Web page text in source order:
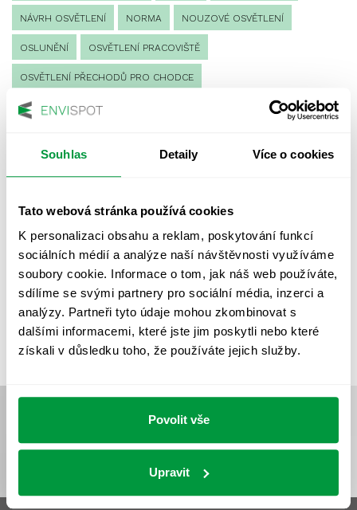
Souhlas Detaily Více o cookies
Tato webová stránka používá cookies
K personalizaci obsahu a reklam, poskytování funkcí
sociálních médií a analýze naší návštěvnosti využíváme
soubory cookie. Informace o tom, jak náš web používáte,
sdílíme se svými partnery pro sociální média, inzerci a
analýzy. Partneři tyto údaje mohou zkombinovat s
dalšími informacemi, které jste jim poskytli nebo které
získali v důsledku toho, že používáte jejich služby.
Povolit vše
Upravit
NÁVRH OSVĚTLENÍ NORMA NOUZOVÉ OSVĚTLENÍ
OSLUNĚNÍ OSVĚTLENÍ PRACOVIŠTĚ
OSVĚTLENÍ PŘECHODŮ PRO CHODCE
OSVĚTLENÍ SPORTOVIŠŤ
VÝPOČET OSVĚTLENÍ VÝPOČET ZASTÍNĚNÍ
VÝPOČTY A NÁVRHY
ZKOUŠKY NOUZOVÉHO OSVĚTLENÍ